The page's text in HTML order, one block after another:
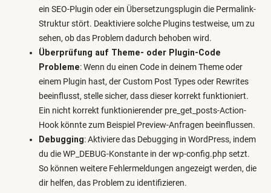
ein SEO-Plugin oder ein Übersetzungsplugin die Permalink-
Struktur stört. Deaktiviere solche Plugins testweise, um zu
sehen, ob das Problem dadurch behoben wird.
Überprüfung auf Theme- oder Plugin-Code
Probleme: Wenn du einen Code in deinem Theme oder
einem Plugin hast, der Custom Post Types oder Rewrites
beeinflusst, stelle sicher, dass dieser korrekt funktioniert.
Ein nicht korrekt funktionierender pre_get_posts-Action-
Hook könnte zum Beispiel Preview-Anfragen beeinflussen.
Debugging: Aktiviere das Debugging in WordPress, indem
du die WP_DEBUG-Konstante in der wp-config.php setzt.
So können weitere Fehlermeldungen angezeigt werden, die
dir helfen, das Problem zu identifizieren.